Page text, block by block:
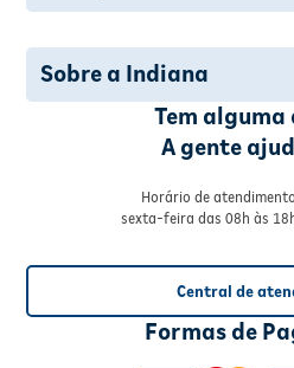
Sobre a Indiana
Tem alguma
A gente
Horário de
sexta-feira das 08h às
Central de
Formas de